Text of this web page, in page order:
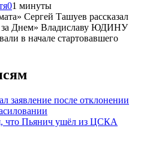
01 минуты
Сергей Ташуев рассказал
за Днем» Владиславу ЮДИНУ
в начале стартовавшего
заявление после отклонении
что Пьянич ушёл из ЦСКА